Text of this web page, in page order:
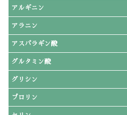
アルギニン
アラニン
アスパラギン酸
グルタミン酸
グリシン
プロリン